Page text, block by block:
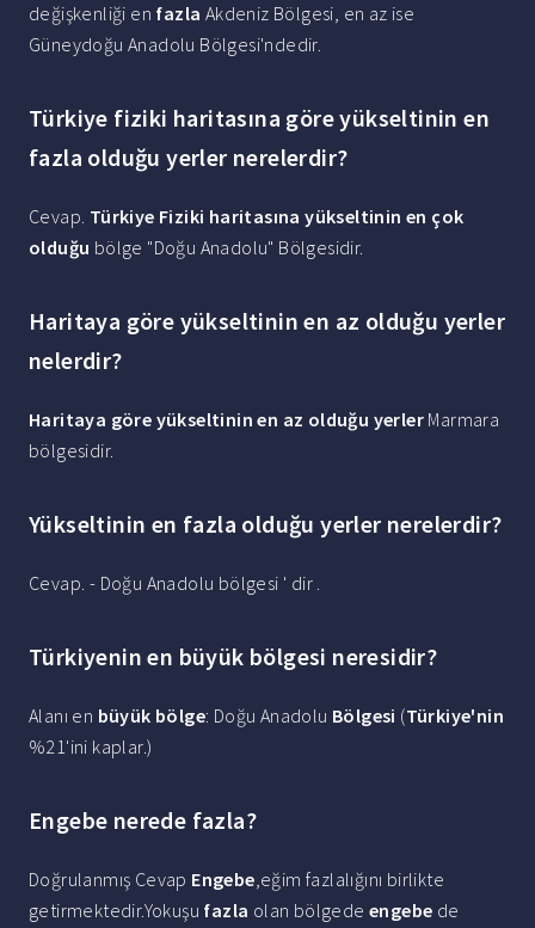
değişkenliği en fazla Akdeniz Bölgesi, en az ise
Güneydoğu Anadolu Bölgesi'ndedir.
Türkiye fiziki haritasına göre yükseltinin en
fazla olduğu yerler nerelerdir?
Cevap. Türkiye Fiziki haritasına yükseltinin en çok
olduğu bölge "Doğu Anadolu" Bölgesidir.
Haritaya göre yükseltinin en az olduğu yerler
nelerdir?
Haritaya göre yükseltinin en az olduğu yerler Marmara
bölgesidir.
Yükseltinin en fazla olduğu yerler nerelerdir?
Cevap. - Doğu Anadolu bölgesi ' dir .
Türkiyenin en büyük bölgesi neresidir?
Alanı en büyük bölge: Doğu Anadolu Bölgesi (Türkiye'nin
%21'ini kaplar.)
Engebe nerede fazla?
Doğrulanmış Cevap Engebe,eğim fazlalığını birlikte
getirmektedir.Yokuşu fazla olan bölgedeengebe de